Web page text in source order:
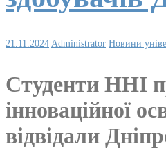
21.11.2024 Administrator Новини
Студенти ННІ
інноваційної
відвідали